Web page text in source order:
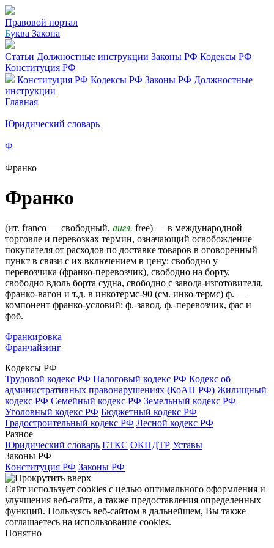
Правовой портал
Буква Закона
Статьи Должностные инструкции Законы РФ Кодексы РФ
Конституция РФ
Конституция РФ Кодексы РФ Законы РФ Должностные
инструкции
Главная
Юридический словарь
Ф
Франко
Франко
(ит. franco — свободный, англ. free) — в международной
торговле и перевозках термин, означающий освобождение
покупателя от расходов по доставке товаров в оговоренный
пункт в связи с их включением в цену: свободно у
перевозчика (франко-перевозчик), свободно на борту,
свободно вдоль борта судна, свободно с завода-изготовителя,
франко-вагон и т.д. в инкотермс-90 (см. инко-термс) ф. —
компонент франко-условий: ф.-завод, ф.-перевозчик, фас и
фоб.
Франкировка
Франчайзинг
Кодексы РФ
Трудовой кодекс РФ Налоговый кодекс РФ Кодекс об
административных правонарушениях (КоАП РФ) Жилищный
кодекс РФ Семейный кодекс РФ Земельный кодекс РФ
Уголовный кодекс РФ Бюджетный кодекс РФ
Градостроительный кодекс РФ Лесной кодекс РФ
Разное
Юридический словарь ЕТКС ОКПДТР Уставы
Законы РФ
Конституция РФ Законы РФ
Сайт использует cookies с целью оптимального оформления и
улучшения веб-сайта, а также предоставления определенных
функций. Пользуясь веб-сайтом в дальнейшем, Вы также
соглашаетесь на использование cookies.
Понятно